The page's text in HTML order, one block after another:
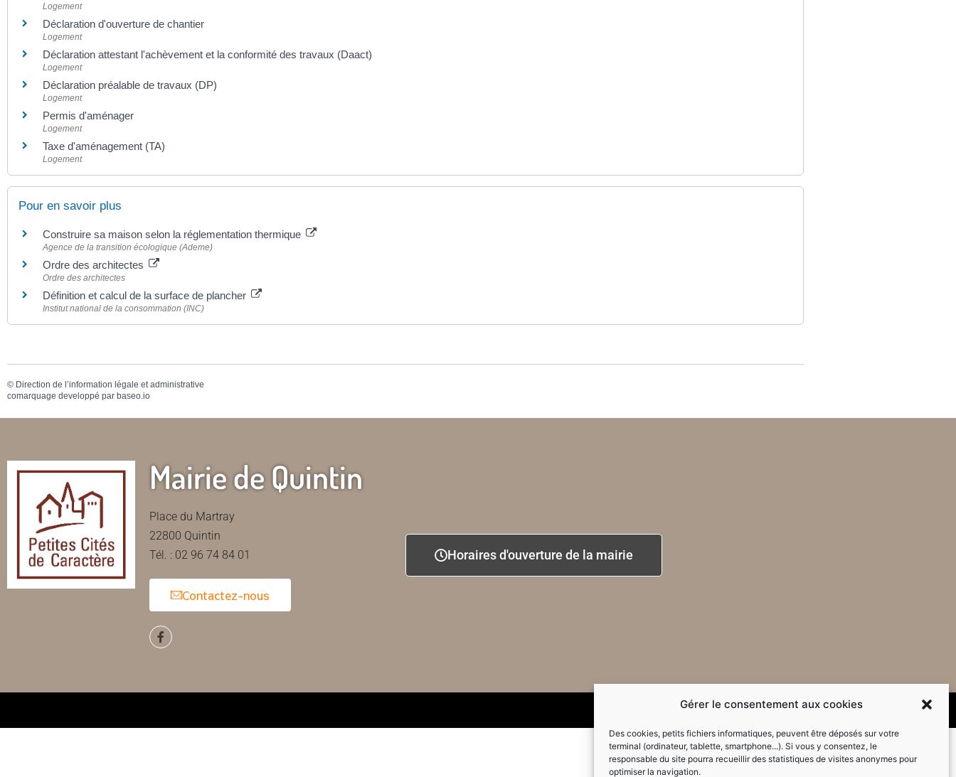
Gérer le consentement aux cookies
Des cookies, petits fichiers informatiques, peuvent être déposés sur votre
terminal (ordinateur, tablette, smartphone...). Si vous y consentez, le
responsable du site pourra recueillir des statistiques de visites anonymes pour
optimiser la navigation.
Logement
Déclaration d'ouverture de chantier
Logement
Déclaration attestant l'achèvement et la conformité des travaux (Daact)
Logement
Déclaration préalable de travaux (DP)
Logement
Permis d'aménager
Logement
Taxe d'aménagement (TA)
Logement
Pour en savoir plus
Construire sa maison selon la réglementation thermique
Agence de la transition écologique (Ademe)
Ordre des architectes
Ordre des architectes
Définition et calcul de la surface de plancher
Institut national de la consommation (INC)
© Direction de l’information légale et administrative
comarquage developpé par baseo.io
Mairie de Quintin
Place du Martray
22800 Quintin
Tél. : 02 96 74 84 01
Contactez-nous
Horaires d'ouverture de la mairie